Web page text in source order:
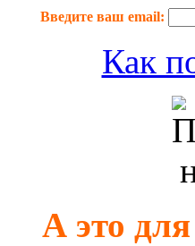
Введите ваш email:
Как
А это